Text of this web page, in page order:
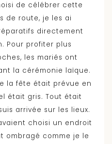
de célébrer cette
de route, je les ai
directement
Pour profiter plus
les mariés ont
la cérémonie laïque.
la fête était prévue en
était gris. Tout était
arrivée sur les lieux.
choisi un endroit
ombragé comme je le